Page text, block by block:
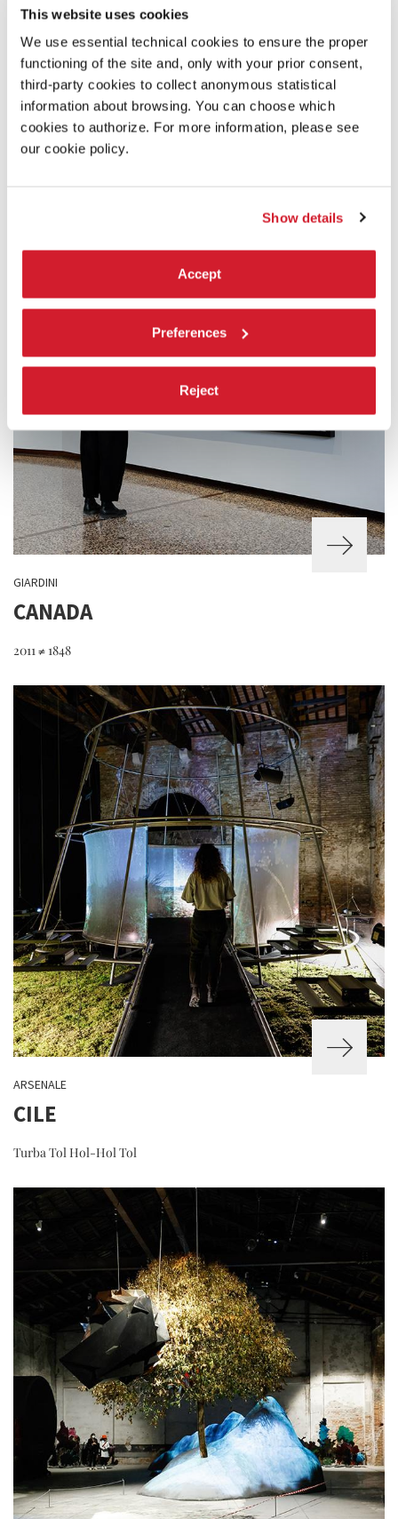
This website uses cookies
We use essential technical cookies to ensure the proper
functioning of the site and, only with your prior consent,
third-party cookies to collect anonymous statistical
information about browsing. You can choose which
cookies to authorize. For more information, please see
our cookie policy.
Show details
Accept
Preferences
Reject
CAMERUN (REPUBBLICA DEL)
Il tempo delle Chimere
GIARDINI
CANADA
2011 ≠ 1848
ARSENALE
CILE
Turba Tol Hol-Hol Tol